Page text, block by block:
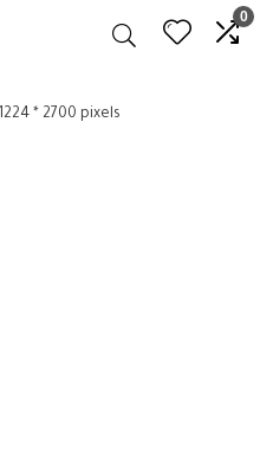
0
1224 * 2700 pixels